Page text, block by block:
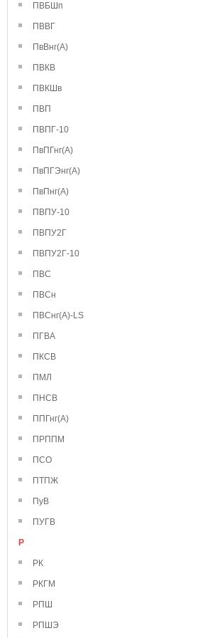
ПВБШп
ПВВГ
ПвВнг(А)
ПВКВ
ПВКШв
ПВП
ПВПГ-10
ПвПГнг(А)
ПвПГЭнг(А)
ПвПнг(А)
ПВПУ-10
ПВПУ2Г
ПВПУ2Г-10
ПВС
ПВСн
ПВСнг(А)-LS
ПГВА
ПКСВ
ПМЛ
ПНСВ
ППГнг(А)
ПРППМ
ПСО
ПТПЖ
ПуВ
ПУГВ
Р
РК
РКГМ
РПШ
РПШЭ